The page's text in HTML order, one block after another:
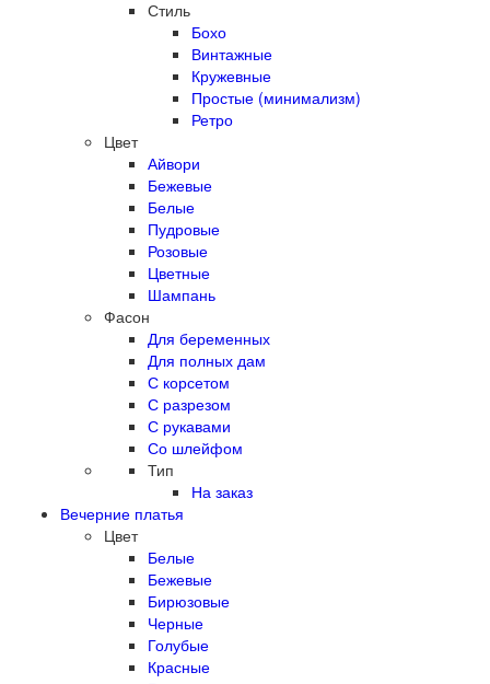
Стиль
Бохо
Винтажные
Кружевные
Простые (минимализм)
Ретро
Цвет
Айвори
Бежевые
Белые
Пудровые
Розовые
Цветные
Шампань
Фасон
Для беременных
Для полных дам
С корсетом
С разрезом
С рукавами
Со шлейфом
Тип
На заказ
Вечерние платья
Цвет
Белые
Бежевые
Бирюзовые
Черные
Голубые
Красные